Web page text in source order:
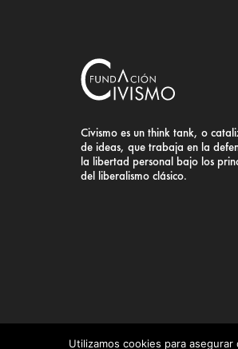
Civismo es un think tank, o
de ideas, que trabaja en la
la libertad personal bajo los
del liberalismo clásico.
Utilizamos cookies para